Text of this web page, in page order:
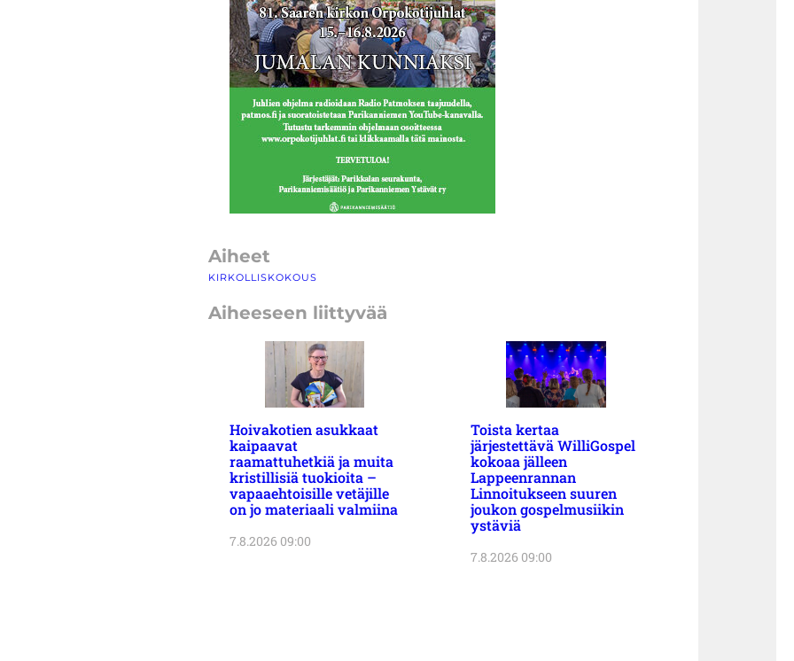
Aiheet
KIRKOLLISKOKOUS
Aiheeseen liittyvää
Hoivakotien asukkaat
kaipaavat
raamattuhetkiä ja muita
kristillisiä tuokioita –
vapaaehtoisille vetäjille
on jo materiaali valmiina
7.8.2026 09:00
Toista kertaa
järjestettävä WilliGospel
kokoaa jälleen
Lappeenrannan
Linnoitukseen suuren
joukon gospelmusiikin
ystäviä
7.8.2026 09:00